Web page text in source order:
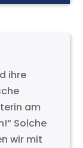
ihre
am
Solche
wir mit